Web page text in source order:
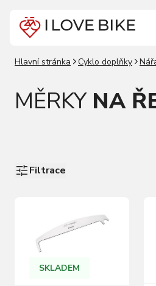
Hlavní stránka Cyklo doplňky
MĚRKY NA
Filtrace
SKLADEM